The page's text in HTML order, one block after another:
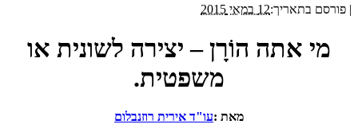
| פורסם בתאריך:12 במאי 2015
מי אתה הוֹרָן – יצירה לשונית או
משפטית.
מאת :עו"ד אירית רוזנבלום